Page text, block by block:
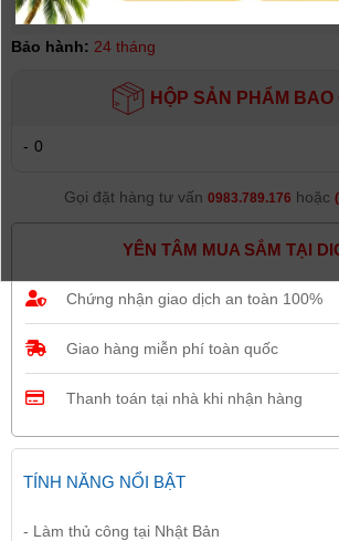
Giá khuyến mại: 2.400.000đ
Bảo hành: 24 tháng
HỘP SẢN PHẨM BAO
- 0
Gọi đặt hàng tư vấn 0983.789.176 hoặc
YÊN TÂM MUA SẮM TẠI
Chứng nhận giao dịch an toàn 100%
Giao hàng miễn phí toàn quốc
Thanh toán tại nhà khi nhận hàng
TÍNH NĂNG NỔI BẬT
- Làm thủ công tại Nhật Bản